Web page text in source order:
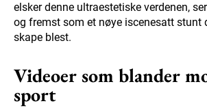
elsker denne ultraestetiske verdenen,
og fremst som et nøye iscenesatt stunt
skape blest.
Videoer som blander
sport